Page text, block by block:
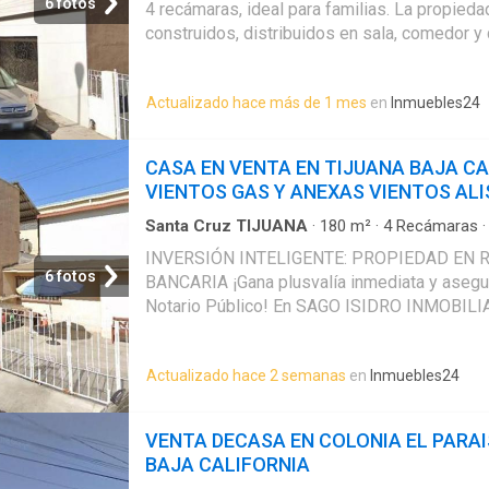
opciones disponibles en esta zona… Con
brindarle toda la información detallada
4 recámaras, ideal para familias. La
construidos, distribuidos en sala, comedor y
patio y jardín privado, perfecto para
estacionamiento. Además, tiene acceso
discapacidad y se encuentra en un dúplex.
agua y luz. En las cercanías, encontrará
tiendas de conveniencia. La zona ofrece un
seguro
Actualizado hace más de 1 mes en Inmuebles24
6 fotos
CASA EN VENTA EN TIJUANA BAJA
VIENTOS GAS Y ANEXAS VIENTOS
Santa Cruz TIJUANA · 180 m² · 4Recámaras ·
Estacionamiento
INVERSIÓN INTELIGENTE: PROPIEDAD EN
BANCARIA ¡Gana plusvalía inmediata y
Notario Público! En SAGO ISIDRO
Ideal tanto para inversionistas que buscan
como para familias que quieren un hogar
inigualable. Ubicación Privilegiada: CALLE
total a vialidades principales, colegios de
comerciales. Distribución: 4 Recámaras
Actualizado hace 2 semanas en Inmuebles24
VENTA DECASA EN COLONIA EL
BAJA CALIFORNIA